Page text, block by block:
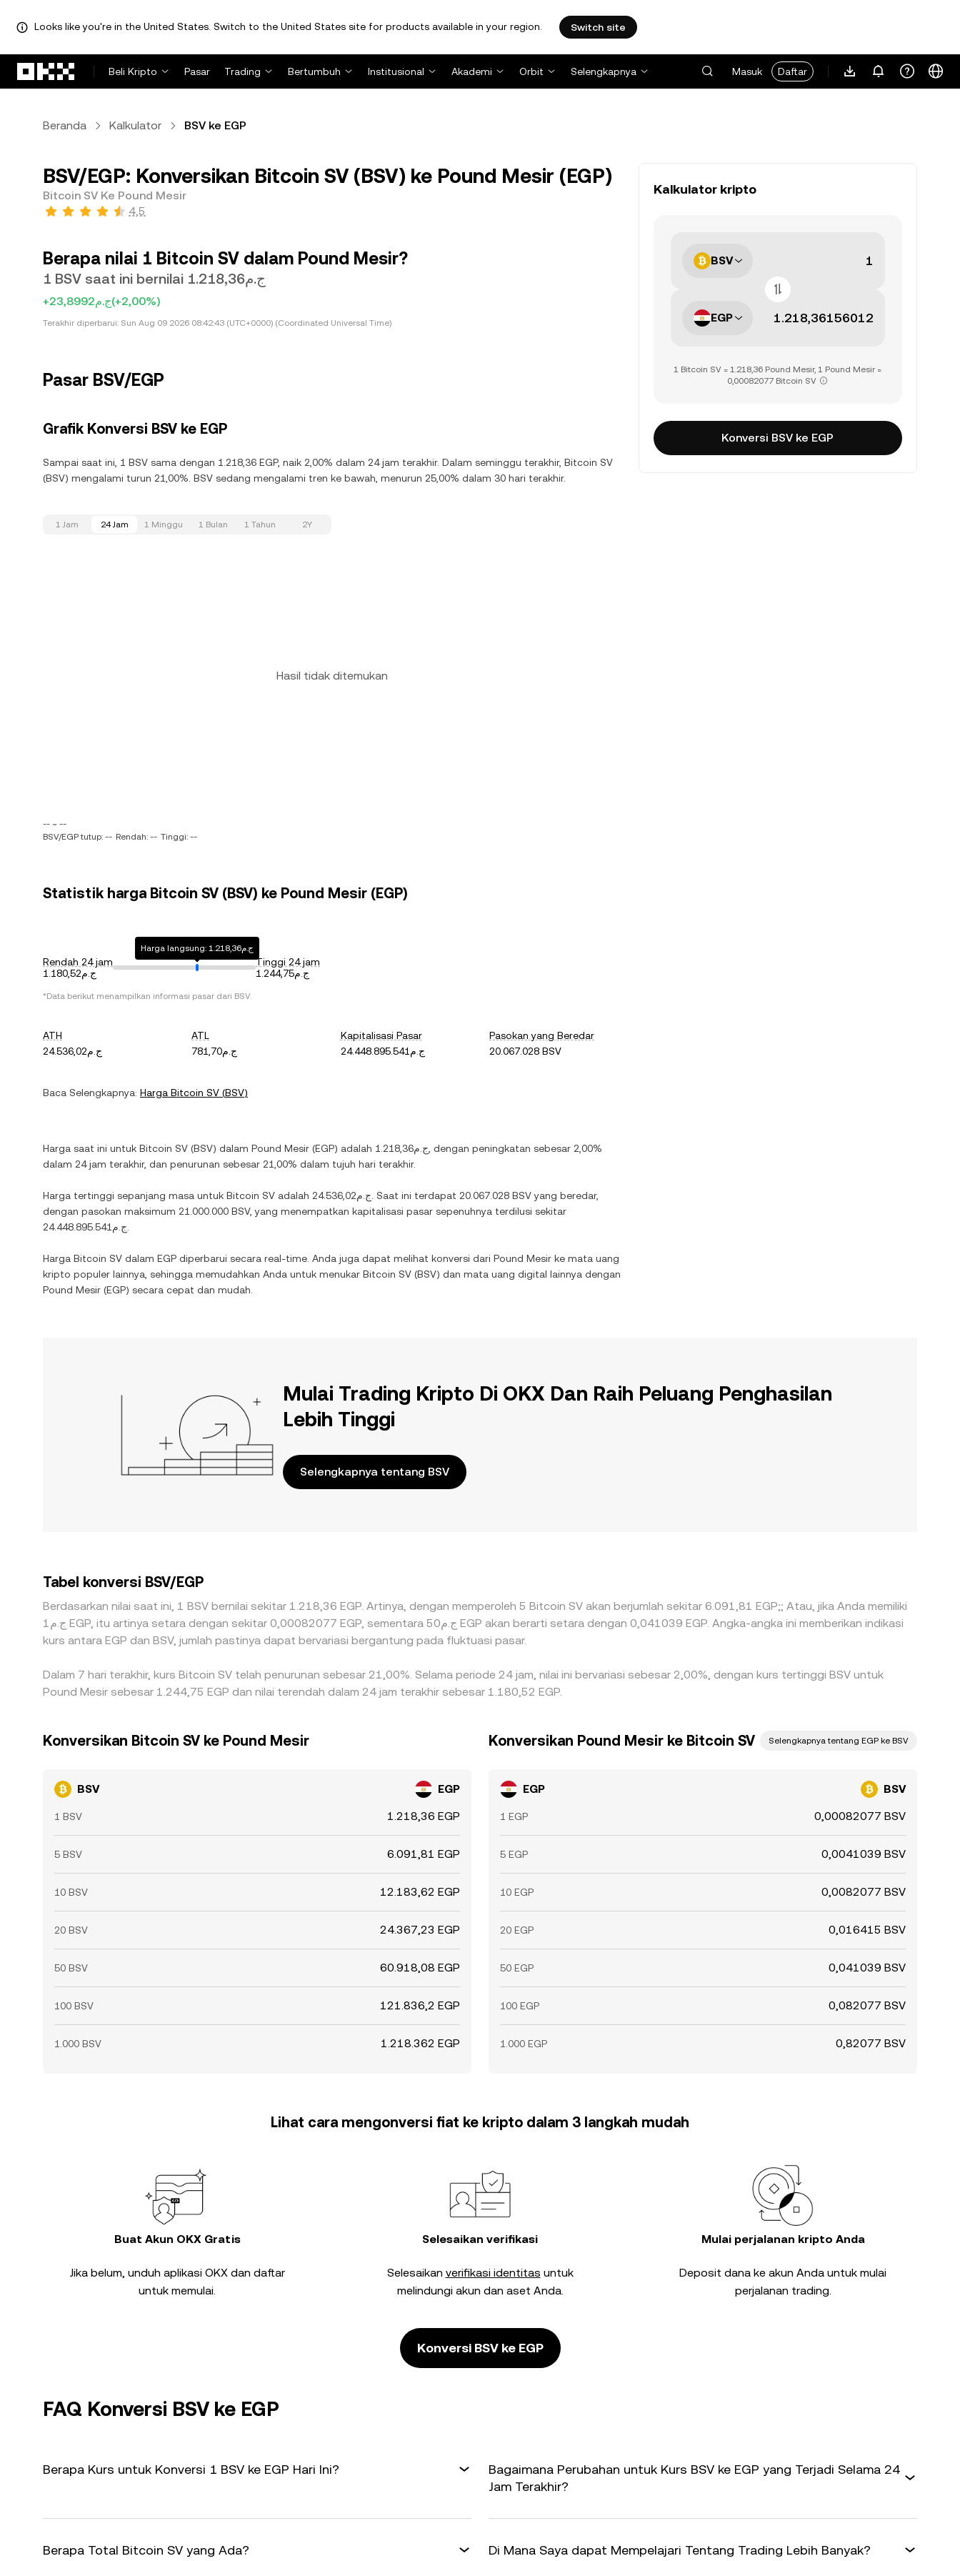
Looks like you're in the United States. Switch to the United States site for products available in your region. Switch site
Beli Kripto
Pasar Trading Bertumbuh Institusional Akademi Orbit Selengkapnya Masuk Daftar
Beranda Kalkulator BSV ke EGP
BSV/EGP: Konversikan Bitcoin SV (BSV) ke Pound Mesir (EGP)
Bitcoin SV Ke Pound Mesir
4,5
Berapa nilai 1 Bitcoin SV dalam Pound Mesir?
1 BSV saat ini bernilai ج.م1.218,36
+ج.م23,8992(+2,00%)
Terakhir diperbarui: Sun Aug 09 2026 08:42:43 (UTC+0000) (Coordinated Universal Time)
Pasar BSV/EGP
Grafik Konversi BSV ke EGP
Sampai saat ini, 1 BSV sama dengan 1.218,36 EGP, naik 2,00% dalam 24 jam terakhir. Dalam seminggu terakhir, Bitcoin SV
(BSV) mengalami turun 21,00%. BSV sedang mengalami tren ke bawah, menurun 25,00% dalam 30 hari terakhir.
1 Jam 24 Jam 1 Minggu 1 Bulan 1 Tahun 2Y
Hasil tidak ditemukan
-- ~ --
BSV/EGP tutup: -- Rendah: -- Tinggi: --
Statistik harga Bitcoin SV (BSV) ke Pound Mesir (EGP)
Rendah 24 jam
ج.م1.180,52
Harga langsung: ج.م1.218,36
Tinggi 24 jam
ج.م1.244,75
*Data berikut menampilkan informasi pasar dari BSV.
ATH
ج.م24.536,02
ATL
ج.م781,70
Kapitalisasi Pasar
ج.م24.448.895.541
Pasokan yang Beredar
20.067.028 BSV
Baca Selengkapnya: Harga Bitcoin SV (BSV)
Harga saat ini untuk Bitcoin SV (BSV) dalam Pound Mesir (EGP) adalah ج.م1.218,36 , dengan peningkatan sebesar 2,00%
dalam 24 jam terakhir, dan penurunan sebesar 21,00% dalam tujuh hari terakhir.
Harga tertinggi sepanjang masa untuk Bitcoin SV adalah ج.م24.536,02 . Saat ini terdapat 20.067.028 BSVyang beredar,
dengan pasokan maksimum 21.000.000 BSV, yang menempatkan kapitalisasi pasar sepenuhnya terdilusi sekitar
ج.م24.448.895.541
Harga Bitcoin SV dalam EGP diperbarui secara real-time. Anda juga dapat melihat konversi dari Pound Mesir ke mata uang
kripto populer lainnya, sehingga memudahkan Anda untuk menukar Bitcoin SV (BSV) dan mata uang digital lainnya dengan
Pound Mesir (EGP) secara cepat dan mudah.
Kalkulator kripto
BSV
EGP
1 Bitcoin SV = 1.218,36 Pound Mesir, 1 Pound Mesir =
0,00082077 Bitcoin SV
Konversi BSV ke EGP
Mulai Trading Kripto Di OKX Dan Raih Peluang Penghasilan
Lebih Tinggi
Selengkapnya tentang BSV
Tabel konversi BSV/EGP
Berdasarkan nilai saat ini, 1 BSV bernilai sekitar 1.218,36 EGP. Artinya, dengan memperoleh 5 Bitcoin SV akan berjumlah sekitar 6.091,81 EGP;; Atau, jika Anda memiliki
ج.م1 EGP, itu artinya setara dengan sekitar 0,00082077 EGP, sementara ج.م50 EGP akan berarti setara dengan 0,041039 EGP. Angka-angka ini memberikan indikasi
kurs antara EGP dan BSV, jumlah pastinya dapat bervariasi bergantung pada fluktuasi pasar.
Dalam 7 hari terakhir, kurs Bitcoin SV telah penurunan sebesar 21,00%. Selama periode 24 jam, nilai ini bervariasi sebesar 2,00%, dengan kurs tertinggi BSV untuk
Pound Mesir sebesar 1.244,75 EGP dan nilai terendah dalam 24 jam terakhir sebesar 1.180,52 EGP.
Konversikan Bitcoin SV ke Pound Mesir
BSV EGP
1 BSV 1.218,36 EGP
5 BSV 6.091,81 EGP
10 BSV 12.183,62 EGP
20 BSV 24.367,23 EGP
50 BSV 60.918,08 EGP
100 BSV 121.836,2 EGP
1.000 BSV 1.218.362 EGP
Konversikan Pound Mesir ke Bitcoin SV Selengkapnya tentang EGP ke BSV
EGP BSV
1 EGP 0,00082077 BSV
5 EGP 0,0041039 BSV
10 EGP 0,0082077 BSV
20 EGP 0,016415 BSV
50 EGP 0,041039 BSV
100 EGP 0,082077 BSV
1.000 EGP 0,82077 BSV
Lihat cara mengonversi fiat ke kripto dalam 3 langkah mudah
Buat Akun OKX Gratis
Jika belum, unduh aplikasi OKX dan daftar
untuk memulai.
Selesaikan verifikasi
Selesaikan verifikasi identitas untuk
melindungi akun dan aset Anda.
Mulai perjalanan kripto Anda
Deposit dana ke akun Anda untuk mulai
perjalanan trading.
Konversi BSV ke EGP
FAQ Konversi BSV ke EGP
Berapa Kurs untuk Konversi 1 BSV ke EGP Hari Ini?
Bagaimana Perubahan untuk Kurs BSV ke EGP yang Terjadi Selama 24
Jam Terakhir?
Berapa Total Bitcoin SV yang Ada? Di Mana Saya dapat Mempelajari Tentang Trading Lebih Banyak?